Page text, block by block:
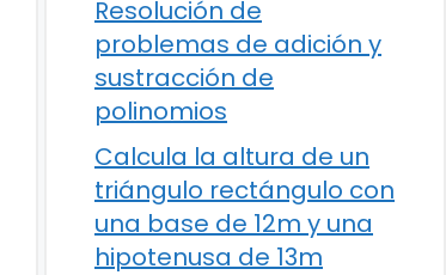
Resolución de
problemas de adición y
sustracción de
polinomios
Calcula la altura de un
triángulo rectángulo con
una base de 12m y una
hipotenusa de 13m